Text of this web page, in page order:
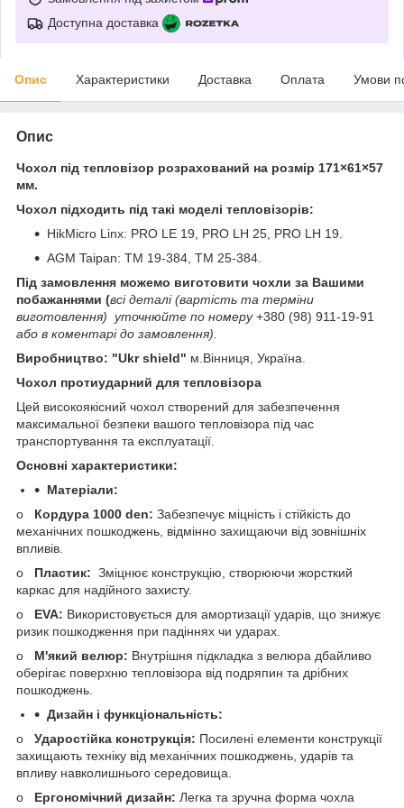
Доступна доставка
Опис Характеристики Доставка Оплата Умови
Опис
Чохол під тепловізор розрахований на розмір 171×61×57
мм.
Чохол підходить під такі моделі тепловізорів:
HikMicro Linx: PRO LE 19, PRO LH 25, PRO LH 19.
AGM Taipan: TM 19-384, TM 25-384.
Під замовлення можемо виготовити чохли за Вашими
побажаннями (всі деталі (вартість та терміни
виготовлення) уточнюйте по номеру+380 (98) 911-19-91
або в коментарі до замовлення).
Виробництво: "Ukr shield" м.Вінниця, Україна.
Чохол протиударний для тепловізора
Цей високоякісний чохол створений для забезпечення
максимальної безпеки вашого тепловізора під час
транспортування та експлуатації.
Основні характеристики:
Матеріали:
o Кордура 1000 den: Забезпечує міцність і стійкість до
механічних пошкоджень, відмінно захищаючи від зовнішніх
впливів.
o Пластик: Зміцнює конструкцію, створюючи жорсткий
каркас для надійного захисту.
o EVA: Використовується для амортизації ударів, що знижує
ризик пошкодження при падіннях чи ударах.
o М'який велюр: Внутрішня підкладка з велюра дбайливо
оберігає поверхню тепловізора від подряпин та дрібних
пошкоджень.
Дизайн і функціональність:
o Ударостійка конструкція: Посилені елементи конструкції
захищають техніку від механічних пошкоджень, ударів та
впливу навколишнього середовища.
o Ергономічний дизайн: Легка та зручна форма чохла